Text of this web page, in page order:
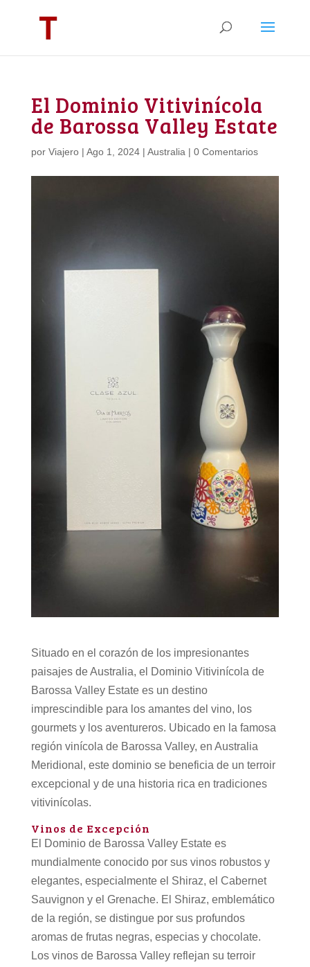
El Dominio Vitivinícola
de Barossa Valley Estate
por Viajero| Ago 1, 2024| Australia | 0 Comentarios
Situado en el corazón de los impresionantes
paisajes de Australia, el Dominio Vitivinícola de
Barossa Valley Estate es un destino
imprescindible para los amantes del vino, los
gourmets y los aventureros. Ubicado en la famosa
región vinícola de Barossa Valley, en Australia
Meridional, este dominio se beneficia de un terroir
excepcional y de una historia rica en tradiciones
vitivinícolas.
Vinos de Excepción
El Dominio de Barossa Valley Estate es
mundialmente conocido por sus vinos robustos y
elegantes, especialmente el Shiraz, el Cabernet
Sauvignon y el Grenache. El Shiraz, emblemático
de la región, se distingue por sus profundos
aromas de frutas negras, especias y chocolate.
Los vinos de Barossa Valley reflejan su terroir